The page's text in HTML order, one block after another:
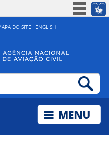
DO SITE ENGLISH
Simplifique!
Acesso à informação
Legislação